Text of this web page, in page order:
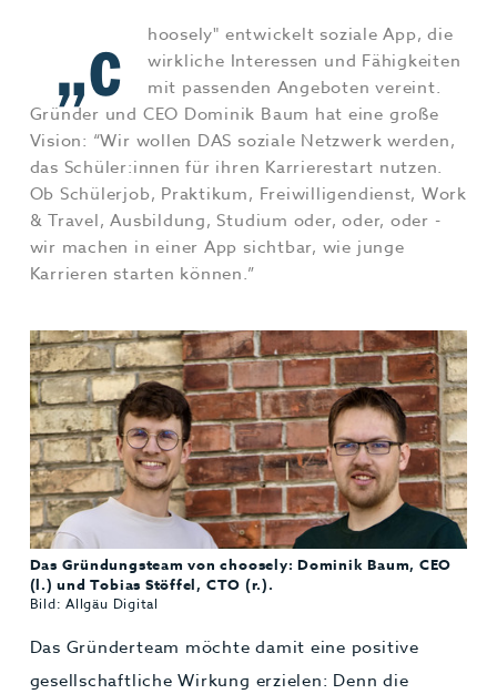
„c
hoosely" entwickelt soziale App, die
wirkliche Interessen und Fähigkeiten
mit passenden Angeboten vereint.
Gründer und CEO Dominik Baum hat eine große
Vision: “Wir wollen DAS soziale Netzwerk werden,
das Schüler:innen für ihren Karrierestart nutzen.
Ob Schülerjob, Praktikum, Freiwilligendienst, Work
& Travel, Ausbildung, Studium oder, oder, oder -
wir machen in einer App sichtbar, wie junge
Karrieren starten können.”
Das Gründungsteam von choosely: Dominik Baum, CEO
(l.) und Tobias Stöffel, CTO (r.).
Bild: Allgäu Digital
Das Gründerteam möchte damit eine positive
gesellschaftliche Wirkung erzielen: Denn die